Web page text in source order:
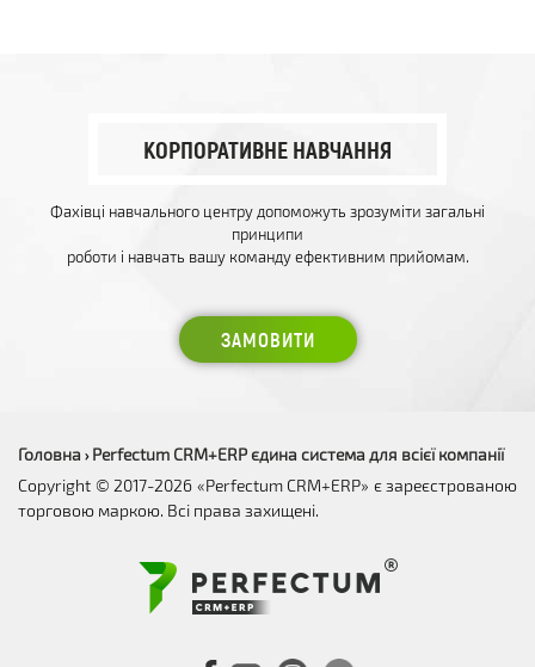
КОРПОРАТИВНЕ НАВЧАННЯ
Фахівці навчального центру допоможуть зрозуміти загальні
принципи
роботи і навчать вашу команду ефективним прийомам.
ЗАМОВИТИ
Головна › Perfectum CRM+ERP єдина система для всієї компанії
Copyright © 2017-2026 «Perfectum CRM+ERP» є зареєстрованою
торговою маркою. Всі права захищені.